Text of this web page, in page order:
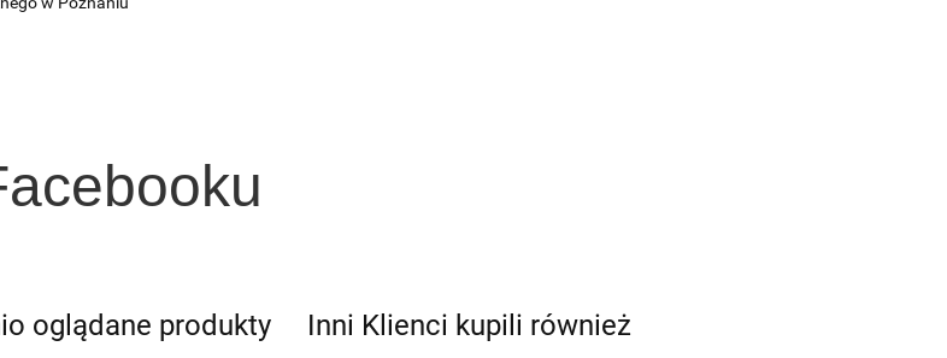
oglądane produkty Inni Klienci kupili również